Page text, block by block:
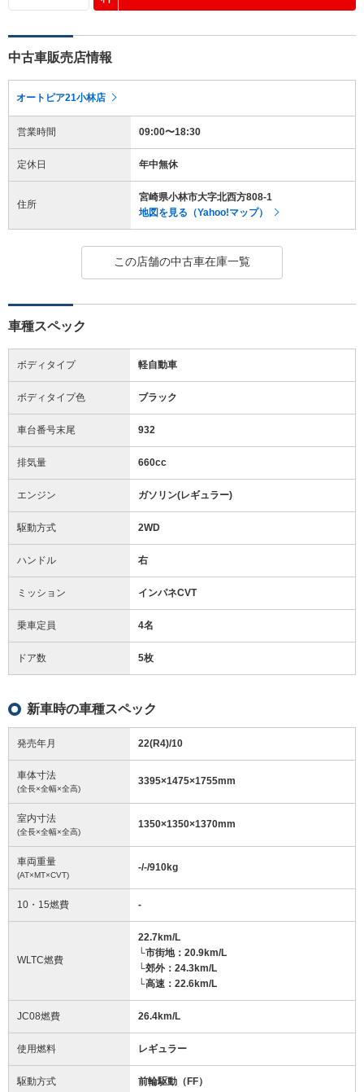
中古車販売店情報
オートピア21小林店
営業時間 09:00〜18:30
定休日 年中無休
住所
宮崎県小林市大字北西方808-1
地図を見る（Yahoo!マップ）
この店舗の中古車在庫一覧
車種スペック
ボディタイプ 軽自動車
ボディタイプ色 ブラック
車台番号末尾 932
排気量 660cc
エンジン ガソリン(レギュラー)
駆動方式 2WD
ハンドル 右
ミッション インパネCVT
乗車定員 4名
ドア数 5枚
新車時の車種スペック
発売年月 22(R4)/10
車体寸法
(全長×全幅×全高)
3395×1475×1755mm
室内寸法
(全長×全幅×全高)
1350×1350×1370mm
車両重量
(AT×MT×CVT)
-/-/910kg
10・15燃費 -
WLTC燃費
22.7km/L
└市街地：20.9km/L
└郊外：24.3km/L
└高速：22.6km/L
JC08燃費 26.4km/L
使用燃料 レギュラー
駆動方式 前輪駆動（FF）